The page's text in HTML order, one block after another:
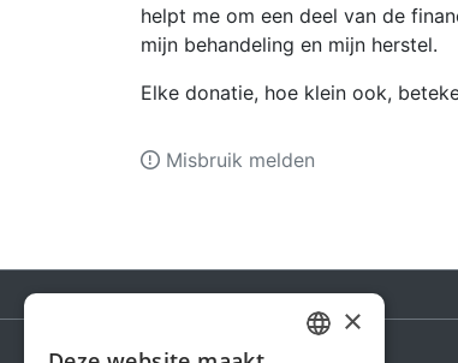
helpt me om een deel van de
mijn behandeling en mijn herstel.
Elke donatie, hoe klein ook,
Misbruik melden
×